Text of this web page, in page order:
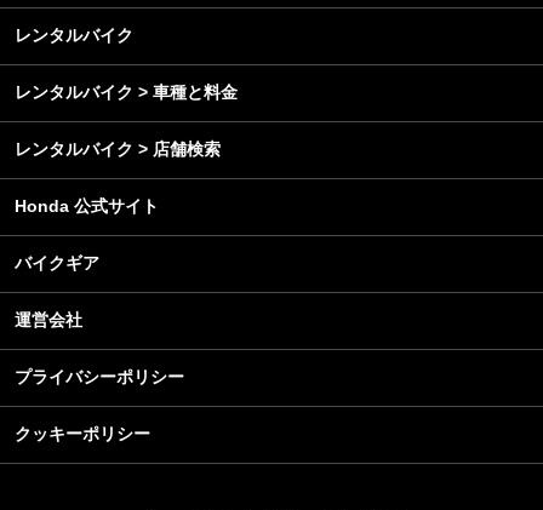
レンタルバイク
レンタルバイク > 車種と料金
レンタルバイク > 店舗検索
Honda 公式サイト
バイクギア
運営会社
プライバシーポリシー
クッキーポリシー